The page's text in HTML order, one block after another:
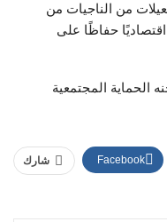
من الناجيات من
حفاظًا على
الحماية المجتمعية
شارك Facebook